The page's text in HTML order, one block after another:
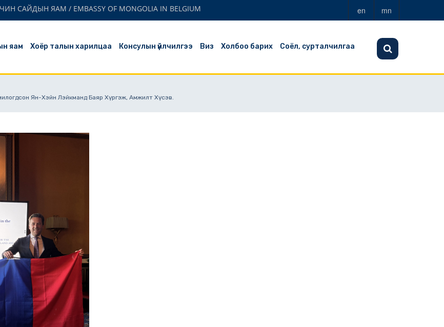
ЯАМ / EMBASSY OF MONGOLIA IN BELGIUM en mn
яам Хоёр талын харилцаа Консулын үйлчилгээ Виз Холбоо барих Соёл, сурталчилгаа
Ян-Хэйн Лэйкманд Баяр Хүргэж, Амжилт Хүсэв.